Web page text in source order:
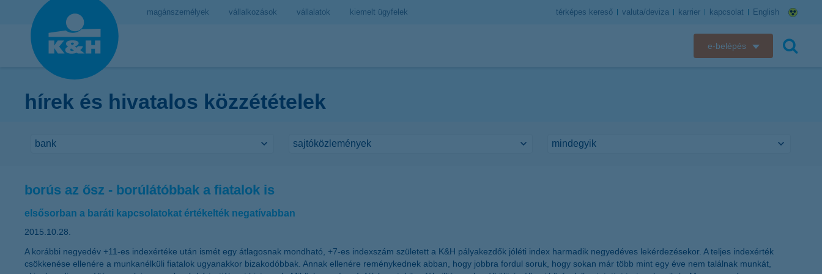
magánszemélyek vállalkozások vállalatok kiemelt ügyfelek térképes kereső valuta/deviza karrier kapcsolat English
e-belépés
K&H e-kártyafelület
hírek és hivatalos közzétételek
borús az ősz - borúlátóbbak a fiatalok is
elsősorban a baráti kapcsolatokat értékelték negatívabban
2015.10.28.
A korábbi negyedév +11-es indexértéke után ismét egy átlagosnak mondható, +7-es indexszám született a K&H pályakezdők jóléti index harmadik negyedéves lekérdezésekor. A teljes indexérték
csökkenése ellenére a munkanélküli fiatalok ugyanakkor bizakodóbbak. Annak ellenére reménykednek abban, hogy jobbra fordul soruk, hogy sokan már több mint egy éve nem találnak munkát,